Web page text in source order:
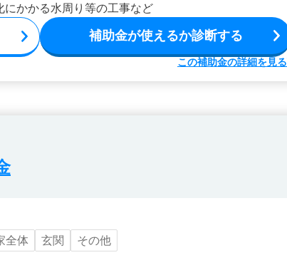
にかかる水周り等の工事など
補助金が使えるか診断する
この補助金の詳細を見る
全体 玄関
その他